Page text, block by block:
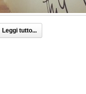
Leggi tutto...